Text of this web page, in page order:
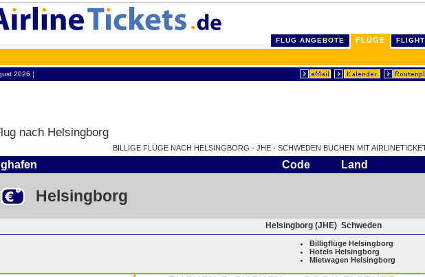
FLUG ANGEBOTE FLÜGE
2026 ¦
nach Helsingborg
BILLIGE FLÜGE NACH HELSINGBORG - JHE - SCHWEDEN BUCHEN MIT
Code Land
Helsingborg
Helsingborg (JHE) Schweden
Billigflüge Helsingborg
Hotels Helsingborg
Mietwagen Helsingborg